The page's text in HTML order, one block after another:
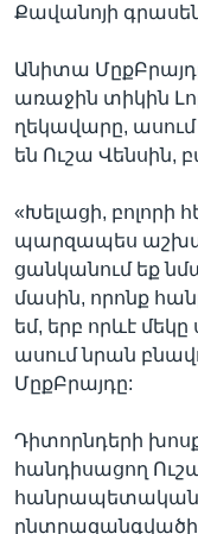
Քավանոյի
Անիտա
առաջին տիկին
ղեկավարը, ասում
են Ուշա Վենսին,
«Խելացի, բոլորի
պարզապես
ցանկանում եք
մասին, որոնք
եմ, երբ որևէ
ասում նրան
ՄըքԲրայդը:
Դիտորնդերի
հանդիսացող